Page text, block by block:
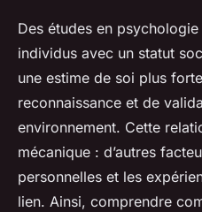
Des études en
individus avec un statut
une estime de soi plus
reconnaissance et de
environnement. Cette
mécanique : d’autres
personnelles et les
lien. Ainsi, comprendre